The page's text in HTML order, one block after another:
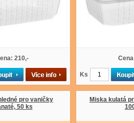
210,-
Ks
pro vaničky
50 ks
Miska kulatá